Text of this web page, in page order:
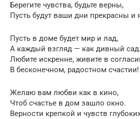
Берегите чувства, будьте верны,
Пусть будут ваши дни прекрасны и
Пусть в доме будет мир и лад,
А каждый взгляд — как дивный сад.
Любите искренне, живите в
В бесконечном, радостном счастии!
Желаю вам любви как в кино,
Чтоб счастье в дом зашло окно.
Верности крепкой и чувств